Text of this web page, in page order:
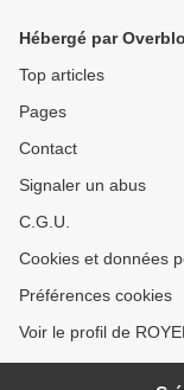
Hébergé par
Top articles
Pages
Contact
Signaler un abus
C.G.U.
Cookies et données
Préférences cookies
Voir le profil de